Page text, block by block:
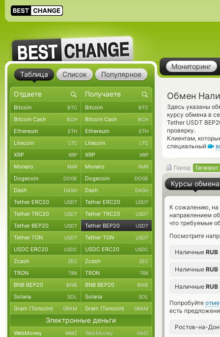
Мониторинг
Обмен
Здесь указаны
курсу обмена в
Tether USDT
проверку.
Клиентам,
специальный
Город: Таганрог
Курсы обмена
К сожалению, на
направлением
что требуемые
Посмотрите
Наличные RUB
Наличные RUB
Наличные RUB
Попробуйте
есть
Ростов-на-
Таблица Список Популярное
Bitcoin BTC Bitcoin BTC
Bitcoin Cash BCH Bitcoin Cash BCH
Ethereum ETH Ethereum ETH
Litecoin LTC Litecoin LTC
XRP XRP XRP XRP
Monero XMR Monero XMR
Dogecoin DOGE Dogecoin DOGE
Dash DASH Dash DASH
Tether ERC20 USDT Tether ERC20 USDT
Tether TRC20 USDT Tether TRC20 USDT
Tether BEP20 USDT Tether BEP20 USDT
Tether TON USDT Tether TON USDT
USDC ERC20 USDC USDC ERC20 USDC
Zcash ZEC Zcash ZEC
TRON TRX TRON TRX
BNB BEP20 BNB BNB BEP20 BNB
Solana SOL Solana SOL
Gram (Toncoin) GRAM Gram (Toncoin) GRAM
Электронные деньги
WebMoney WMZ WebMoney WMZ